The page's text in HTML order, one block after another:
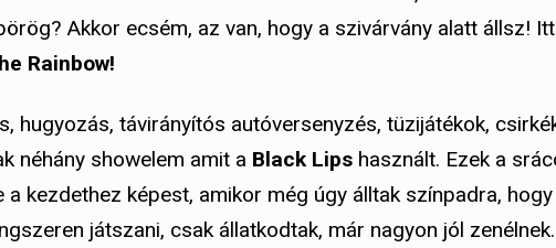
Akkor ecsém, az van, hogy a szivárvány alatt állsz!
Rainbow!
hugyozás, távirányítós autóversenyzés, tüzijátékok,
néhány showelem amit a Black Lips használt. Ezek a
a kezdethez képest, amikor még úgy álltak színpadra,
játszani, csak állatkodtak, már nagyon jól